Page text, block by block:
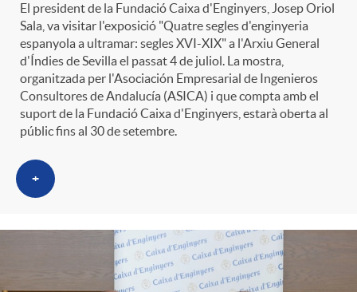
El president de la Fundació Caixa d'Enginyers, Josep Oriol
Sala, va visitar l'exposició "Quatre segles d'enginyeria
espanyola a ultramar: segles XVI-XIX" a l'Arxiu General
d'Índies de Sevilla el passat 4 de juliol. La mostra,
organitzada per l'Asociación Empresarial de Ingenieros
Consultores de Andalucía (ASICA) i que compta amb el
suport de la Fundació Caixa d'Enginyers, estarà oberta al
públic fins al 30 de setembre.
+